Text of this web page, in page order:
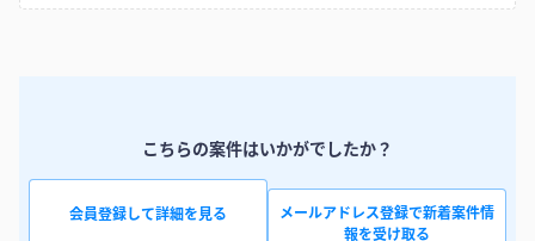
こちらの案件はいかがでしたか？
会員登録して詳細を見る
メールアドレス登録で新着案件情
報を受け取る